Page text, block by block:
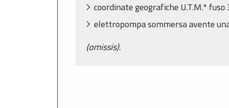
coordinate geografiche U.T.M.*
elettropompa sommersa avente
(omissis).